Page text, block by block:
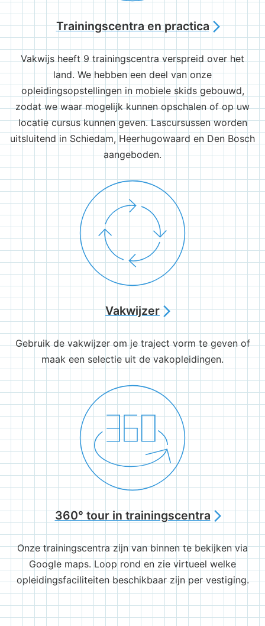
Trainingscentra en practicaarrow_forward_ios
Vakwijs heeft 9 trainingscentra verspreid over het
land. We hebben een deel van onze
opleidingsopstellingen in mobiele skids gebouwd,
zodat we waar mogelijk kunnen opschalen of op uw
locatie cursus kunnen geven. Lascursussen worden
uitsluitend in Schiedam, Heerhugowaard en Den Bosch
aangeboden.
Vakwijzerarrow_forward_ios
Gebruik de vakwijzer om je traject vorm te geven of
maak een selectie uit de vakopleidingen.
360° tour in trainingscentraarrow_forward_ios
Onze trainingscentra zijn van binnen te bekijken via
Google maps. Loop rond en zie virtueel welke
opleidingsfaciliteiten beschikbaar zijn per vestiging.